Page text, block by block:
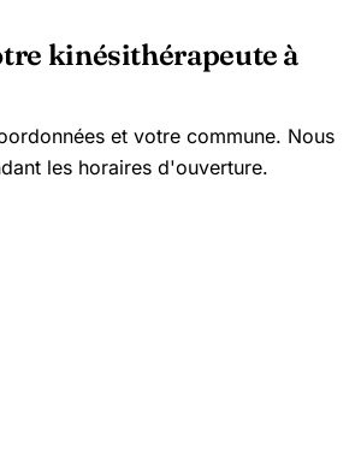
kinésithérapeute à
et votre commune. Nous
les horaires d'ouverture.